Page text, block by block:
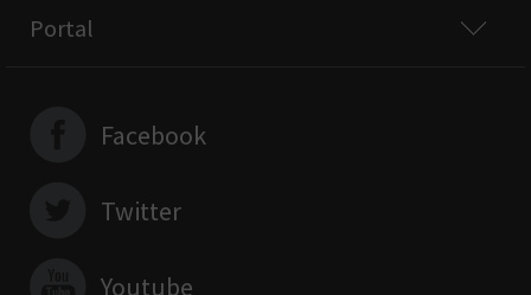
Portal
Facebook
Twitter
Youtube